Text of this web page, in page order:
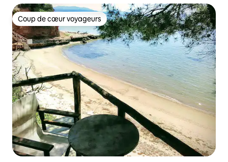
Coup de cœur voyageurs
Coup de cœur voyageurs